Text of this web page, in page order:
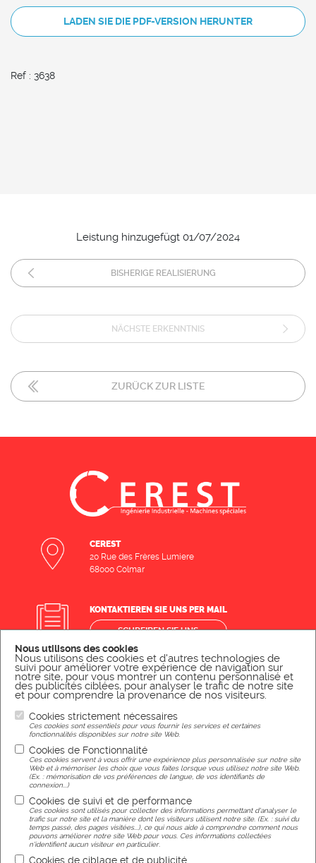
LADEN SIE DIE PDF-VERSION HERUNTER
Ref : 3638
Leistung hinzugefügt 01/07/2024
BISHERIGE REALISIERUNG
NÄCHSTE ERKENNTNIS
ZURÜCK ZUR LISTE
CEREST
20 Rue des Frères Lumiere
68000 Colmar
KONTAKTIEREN SIE UNS PER MAIL
SCHREIBEN SIE UNS
KONTAKTIEREN SIE UNS TELEFONISCH
RUFEN SIE UNS AN
Rechtliche Hinweise
Réalisation
Nous utilisons des cookies
Nous utilisons des cookies et d'autres technologies de
suivi pour améliorer votre expérience de navigation sur
notre site, pour vous montrer un contenu personnalisé et
des publicités ciblées, pour analyser le trafic de notre site
et pour comprendre la provenance de nos visiteurs.
Cookies strictement nécessaires
Ces cookies sont essentiels pour vous fournir les services et certaines
fonctionnalités disponibles sur notre site Web.
Cookies de Fonctionnalité
Ces cookies servent à vous offrir une expérience plus personnalisée sur notre site
Web et à mémoriser les choix que vous faites lorsque vous utilisez notre site Web.
(Ex. : mémorisation de vos préférences de langue, de vos identifiants de
connexion...)
Cookies de suivi et de performance
Ces cookies sont utilisés pour collecter des informations permettant d'analyser le
trafic sur notre site et la manière dont les visiteurs utilisent notre site. (Ex. : suivi du
temps passé, des pages visitées...), ce qui nous aide à comprendre comment nous
pouvons améliorer notre site Web pour vous. Ces informations collectées
n'identifient aucun visiteur en particulier.
Cookies de ciblage et de publicité